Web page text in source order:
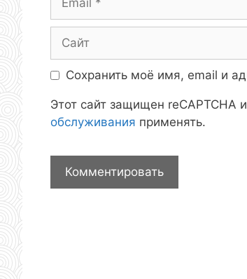
Сохранить моё имя, email и
Этот сайт защищен reCAPTCHA
обслуживания применять.